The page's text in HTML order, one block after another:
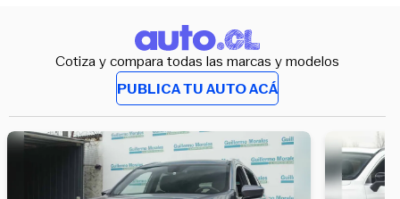
Cotiza y compara todas las marcas y modelos
PUBLICA TU AUTO ACÁ